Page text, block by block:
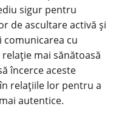
sigur pentru
de ascultare activă și
cu
mai sănătoasă
încerce aceste
relațiile lor pentru a
autentice.